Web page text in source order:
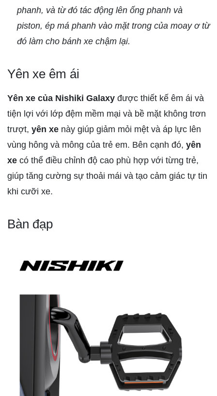
phanh, và từ đó tác động lên ống phanh và
piston, ép má phanh vào mặt trong của moay ơ từ
đó làm cho bánh xe chậm lại.
Yên xe êm ái
Yên xe của Nishiki Galaxy được thiết kế êm ái và
tiện lợi với lớp đệm mềm mại và bề mặt không trơn
trượt, yên xe này giúp giảm mỏi mệt và áp lực lên
vùng hông và mông của trẻ em. Bên cạnh đó, yên
xe có thể điều chỉnh độ cao phù hợp với từng trẻ,
giúp tăng cường sự thoải mái và tạo cảm giác tự tin
khi cưỡi xe.
Bàn đạp